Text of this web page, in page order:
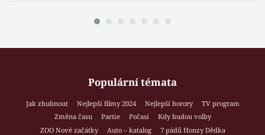
Populární témata
Jak zhubnout Nejlepší filmy 2024 Nejlepší horory
TV program
Změna času
Partie Počasí
Kdy budou volby
ZOO Nové začátky
Auto – katalog
7 pádů Honzy Dědka